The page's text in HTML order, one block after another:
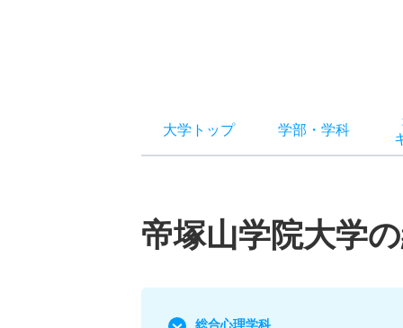
大学トップ 学部 ・ 学科
帝塚山学院大学
総合心理学科